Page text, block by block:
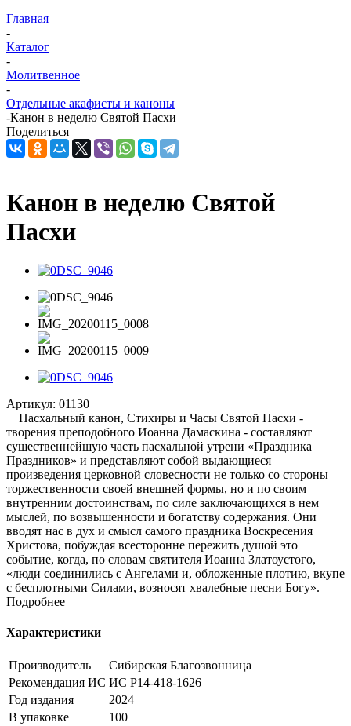
Главная
-
Каталог
-
Молитвенное
-
Отдельные акафисты и каноны
-Канон в неделю Святой Пасхи
Поделиться
Канон в неделю Святой
Пасхи
Артикул: 01130
Пасхальный канон, Стихиры и Часы Святой Пасхи -
творения преподобного Иоанна Дамаскина - составляют
существеннейшую часть пасхальной утрени «Праздника
Праздников» и представляют собой выдающиеся
произведения церковной словесности не только со стороны
торжественности своей внешней формы, но и по своим
внутренним достоинствам, по силе заключающихся в нем
мыслей, по возвышенности и богатству содержания. Они
вводят нас в дух и смысл самого праздника Воскресения
Христова, побуждая всесторонне пережить душой это
событие, когда, по словам святителя Иоанна Златоустого,
«люди соединились с Ангелами и, обложенные плотию, вкупе
с бесплотными Силами, возносят хвалебные песни Богу».
Подробнее
Характеристики
Производитель
Сибирская Благозвонница
Рекомендация ИС ИС Р14-418-1626
Год издания
2024
В упаковке
100